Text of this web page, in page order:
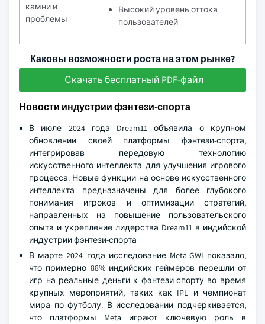
камни и
проблемы
Высокий уровень оттока
пользователей
Каковы возможности роста на этом рынке?
Скачать бесплатный PDF-файл
Новости индустрии фэнтези-спорта
В июле 2024 года Dream11 объявила о крупном
обновлении своей платформы фэнтези-спорта,
интегрировав передовую технологию
искусственного интеллекта для улучшения игрового
процесса. Новые функции на основе искусственного
интеллекта предназначены для более глубокого
понимания игроков и оптимизации стратегий,
направленных на повышение пользовательского
опыта и укрепление лидерства Dream11 в индийской
индустрии фэнтези-спорта
В марте 2024 года исследование Meta-GWI показало,
что примерно 88% индийских геймеров перешли от
игр на реальные деньги к фэнтези-спорту во время
крупных мероприятий, таких как IPL и чемпионат
мира по футболу. В исследовании подчеркивается,
что платформы Meta играют ключевую роль в